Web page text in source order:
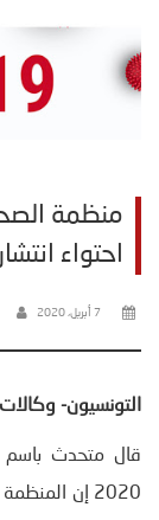
منظمة
احتواء
7 أبريل، 2020
التونسيون- وكالات
2020 إن